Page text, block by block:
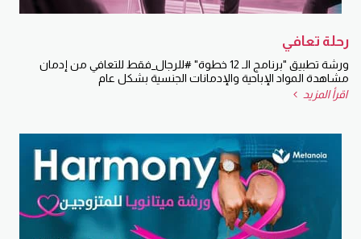
رحلة تعافي
ورشة تطبيق "برنامج الـ 12 خطوة" #للرجال_فقط للتعافي من إدمان
مشاهدة المواد الإباحية والإدمانات الجنسية بشكل عام
اقرأ المزيد